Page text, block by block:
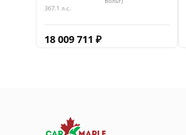
367.1 л.с.
18 009 711 ₽